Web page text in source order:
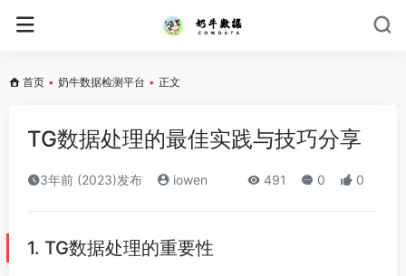
首页 • 奶牛数据检测平台 • 正文
TG数据处理的最佳实践与技巧分享
3年前 (2023)发布 iowen 491 0 0
1. TG数据处理的重要性